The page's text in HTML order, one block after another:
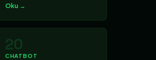
Oku →
20
CHATBOT